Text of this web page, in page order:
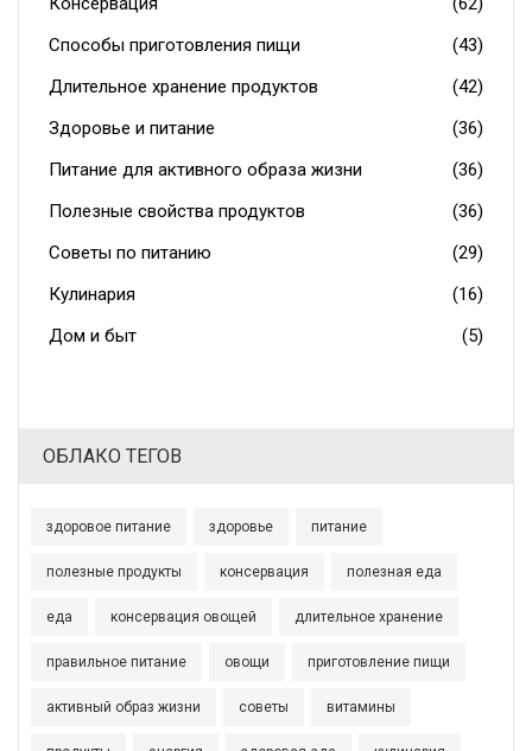
Способы приготовления пищи
(43)
Длительное хранение продуктов
(42)
Здоровье и питание
(36)
Питание для активного образа жизни
(36)
Полезные свойства продуктов
(36)
Советы по питанию
(29)
Кулинария
(16)
Дом и быт
(5)
ОБЛАКО ТЕГОВ
здоровое питание здоровье питание
полезные продукты консервация полезная еда
еда консервация овощей длительное хранение
правильное питание овощи приготовление пищи
активный образ жизни советы витамины